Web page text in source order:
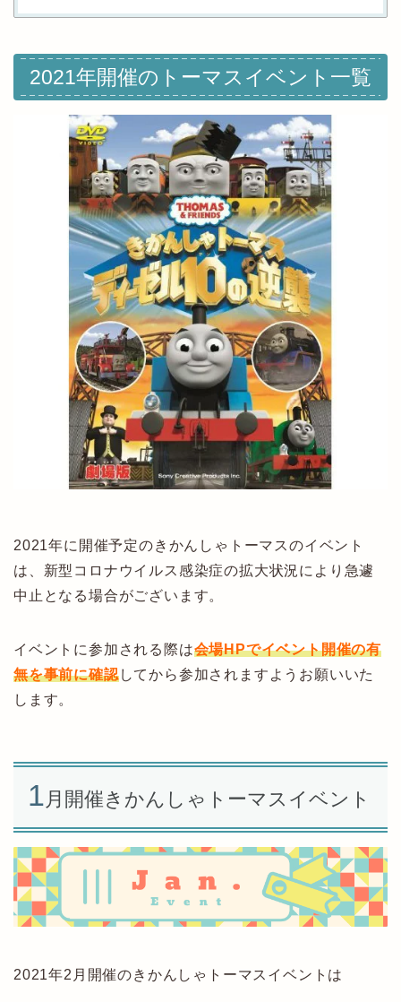
2021年開催のトーマスイベント一覧
2021年に開催予定のきかんしゃトーマスのイベント
は、新型コロナウイルス感染症の拡大状況により急遽
中止となる場合がございます。
イベントに参加される際は会場HPでイベント開催の有
無を事前に確認してから参加されますようお願いいた
します。
1 月開催きかんしゃトーマスイベント
2021年2月開催のきかんしゃトーマスイベントは